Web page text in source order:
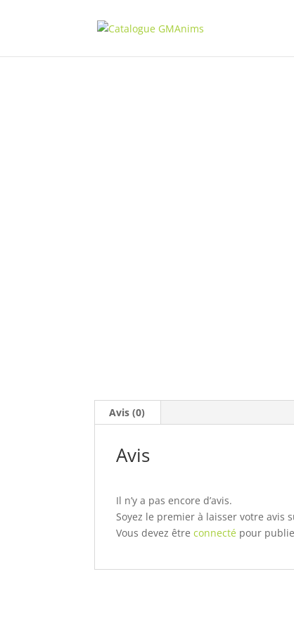
Avis (0)
Avis
Il n’y a pas encore d’avis.
Soyez le premier à laisser votre avis
Vous devez êtreconnecté pour